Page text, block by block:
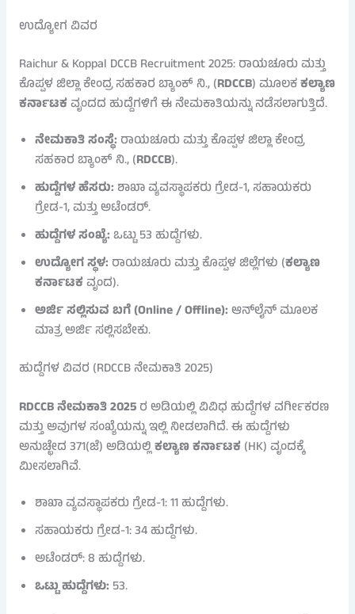
ಉದ್ಯೋಗ ವಿವರ
Raichur & Koppal DCCB Recruitment 2025: ರಾಯಚೂರು ಮತ್ತು
ಕೊಪ್ಪಳ ಜಿಲ್ಲಾ ಕೇಂದ್ರ ಸಹಕಾರ ಬ್ಯಾಂಕ್ ನಿ., (RDCCB) ಮೂಲಕಕಲ್ಯಾಣ
ಕರ್ನಾಟಕವೃಂದದ ಹುದ್ದೆಗಳಿಗೆ ಈ ನೇಮಕಾತಿಯನ್ನು ನಡೆಸಲಾಗುತ್ತಿದೆ.
ನೇಮಕಾತಿ ಸಂಸ್ಥೆ: ರಾಯಚೂರು ಮತ್ತು ಕೊಪ್ಪಳ ಜಿಲ್ಲಾ ಕೇಂದ್ರ
ಸಹಕಾರ ಬ್ಯಾಂಕ್ ನಿ., (RDCCB).
ಹುದ್ದೆಗಳ ಹೆಸರು:ಶಾಖಾ ವ್ಯವಸ್ಥಾಪಕರು ಗ್ರೇಡ-1, ಸಹಾಯಕರು
ಗ್ರೇಡ-1, ಮತ್ತು ಅಟೆಂಡರ್.
ಹುದ್ದೆಗಳ ಸಂಖ್ಯೆ:ಒಟ್ಟು 53 ಹುದ್ದೆಗಳು.
ಉದ್ಯೋಗ ಸ್ಥಳ: ರಾಯಚೂರು ಮತ್ತು ಕೊಪ್ಪಳ ಜಿಲ್ಲೆಗಳು (ಕಲ್ಯಾಣ
ಕರ್ನಾಟಕವೃಂದ).
ಅರ್ಜಿ ಸಲ್ಲಿಸುವ ಬಗೆ (Online / Offline):ಆನ್‌ಲೈನ್ ಮೂಲಕ
ಮಾತ್ರ ಅರ್ಜಿ ಸಲ್ಲಿಸಬೇಕು.
ಹುದ್ದೆಗಳ ವಿವರ (RDCCB ನೇಮಕಾತಿ 2025)
RDCCB ನೇಮಕಾತಿ 2025ರ ಅಡಿಯಲ್ಲಿ ವಿವಿಧ ಹುದ್ದೆಗಳ ವರ್ಗೀಕರಣ
ಮತ್ತು ಅವುಗಳ ಸಂಖ್ಯೆಯನ್ನು ಇಲ್ಲಿ ನೀಡಲಾಗಿದೆ. ಈ ಹುದ್ದೆಗಳು
ಅನುಚ್ಛೇದ 371(ಜೆ) ಅಡಿಯಲ್ಲಿಕಲ್ಯಾಣ ಕರ್ನಾಟಕ(HK) ವೃಂದಕ್ಕೆ
ಮೀಸಲಾಗಿವೆ.
ಶಾಖಾ ವ್ಯವಸ್ಥಾಪಕರು ಗ್ರೇಡ-1: 11 ಹುದ್ದೆಗಳು.
ಸಹಾಯಕರು ಗ್ರೇಡ-1: 34 ಹುದ್ದೆಗಳು.
ಅಟೆಂಡರ್: 8 ಹುದ್ದೆಗಳು.
ಒಟ್ಟು ಹುದ್ದೆಗಳು: 53.